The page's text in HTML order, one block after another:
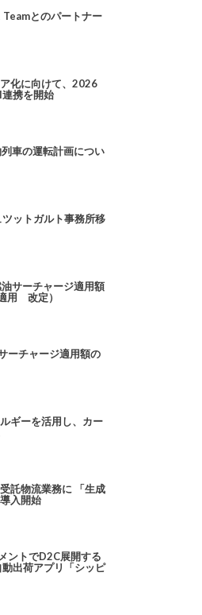
とのパートナー
化に向けて、2026
携を開始
車の運転計画につい
ットガルト事務所移
サーチャージ適用額
用 改定）
チャージ適用額の
ギーを活用し、カー
託物流業務に 「生成
入開始
ントでD2C展開する
動出荷アプリ「シッピ